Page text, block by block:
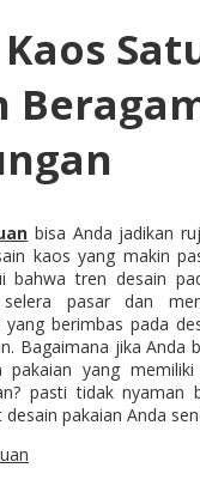
bisa Anda jadikan
kaos yang makin
bahwa tren desain
pasar dan
berimbas pada
Bagaimana jika Anda
pakaian yang
pasti tidak nyaman
pakaian Anda